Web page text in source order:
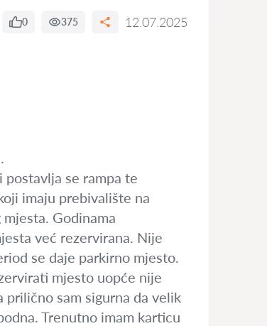
0 375 12.07.2025
se rampa te
imaju prebivalište na
Godinama
već rezervirana. Nije
se daje parkirno mjesto.
mjesto uopće nije
sam sigurna da velik
Trenutno imam karticu